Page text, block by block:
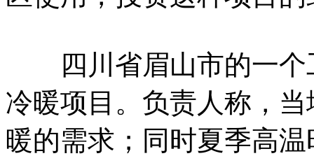
四川省眉山市的一个
冷暖项目。负责人称，
暖的需求；同时夏季高